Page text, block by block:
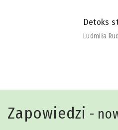
Detoks
Ludmiła
Zapowiedzi -